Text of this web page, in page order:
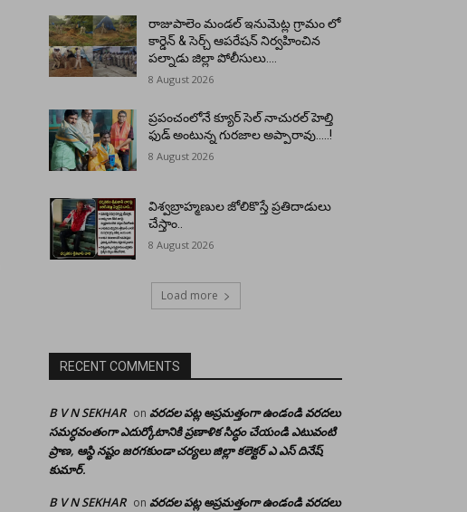
రాజుపాలెం మండల్ ఇనుమెట్ల గ్రామం లో
కార్డెన్ & సెర్చ్ ఆపరేషన్ నిర్వహించిన
పల్నాడు జిల్లా పోలీసులు….
8 August 2026
ప్రపంచంలోనే క్యూర్ సెల్ నాచురల్ హెల్తి
ఫుడ్ అంటున్న గురజాల అప్పారావు…..!
8 August 2026
విశ్వబ్రాహ్మణుల జోలికొస్తే ప్రతిదాడులు
చేస్తాం..
8 August 2026
Load more
RECENT COMMENTS
B V N SEKHAR on వరదల పట్ల అప్రమత్తంగా ఉండండి వరదలు
సమర్ధవంతంగా ఎదుర్కోటానికి ప్రణాళిక సిద్ధం చేయండి ఎటువంటి
ప్రాణ, ఆస్థి నష్టం జరగకుండా చర్యలు జిల్లా కలెక్టర్ ఎ ఎస్ దినేష్
కుమార్.
B V N SEKHAR on వరదల పట్ల అప్రమత్తంగా ఉండండి వరదలు